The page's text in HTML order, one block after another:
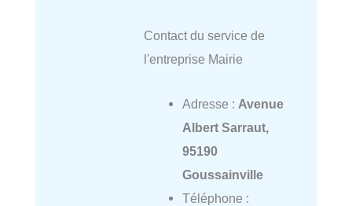
Contact du service de
l'entreprise Mairie
Adresse : Avenue
Albert Sarraut,
95190
Goussainville
Téléphone :